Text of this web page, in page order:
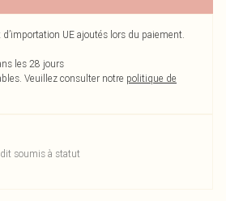
d’importation UE ajoutés lors du paiement.
les 28 jours
Veuillez consulter notre politique de
soumis à statut